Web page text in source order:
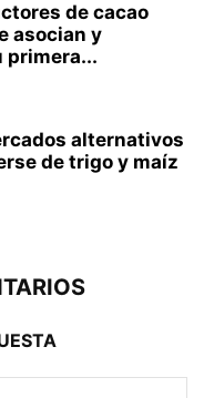
de cacao
asocian y
primera...
alternativos
de trigo y maíz